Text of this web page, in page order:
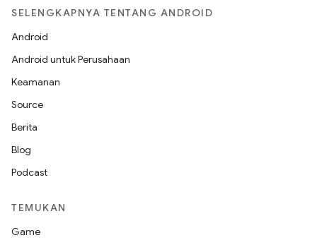
SELENGKAPNYA TENTANG ANDROID
Android
Android untuk Perusahaan
Keamanan
Source
Berita
Blog
Podcast
TEMUKAN
Game